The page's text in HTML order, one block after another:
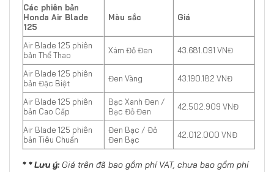
Các phiên bản
Honda Air Blade
125
Màu sắc Giá
Air Blade 125 phiên
bản Thể Thao
Xám Đỏ Đen 43.681.091 VNĐ
Air Blade 125 phiên
bản Đặc Biệt
Đen Vàng 43.190.182 VNĐ
Air Blade 125 phiên
bản Cao Cấp
Bạc Xanh Đen /
Bạc Đỏ Đen
42.502.909 VNĐ
Air Blade 125 phiên
bản Tiêu Chuẩn
Đen Bạc / Đỏ
Đen Bạc
42.012.000 VNĐ
* * Lưu ý:Giá trên đã bao gồm phí VAT, chưa bao gồm phí